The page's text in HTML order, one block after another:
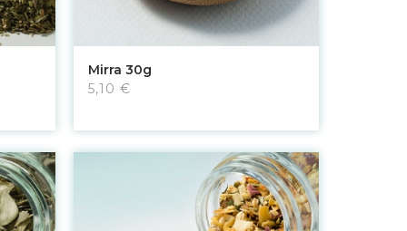
Aggiungi al carrello
Mirra 30g
5,10 €